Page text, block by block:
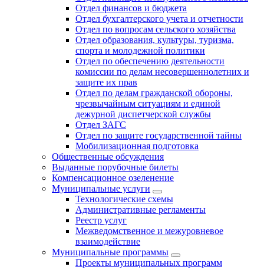
Отдел финансов и бюджета
Отдел бухгалтерского учета и отчетности
Отдел по вопросам сельского хозяйства
Отдел образования, культуры, туризма,
спорта и молодежной политики
Отдел по обеспечению деятельности
комиссии по делам несовершеннолетних и
защите их прав
Отдел по делам гражданской обороны,
чрезвычайным ситуациям и единой
дежурной диспетчерской службы
Отдел ЗАГС
Отдел по защите государственной тайны
Мобилизационная подготовка
Общественные обсуждения
Выданные порубочные билеты
Компенсационное озеленение
Муниципальные услуги
Технологические схемы
Административные регламенты
Реестр услуг
Межведомственное и межуровневое
взаимодействие
Муниципальные программы
Проекты муниципальных программ